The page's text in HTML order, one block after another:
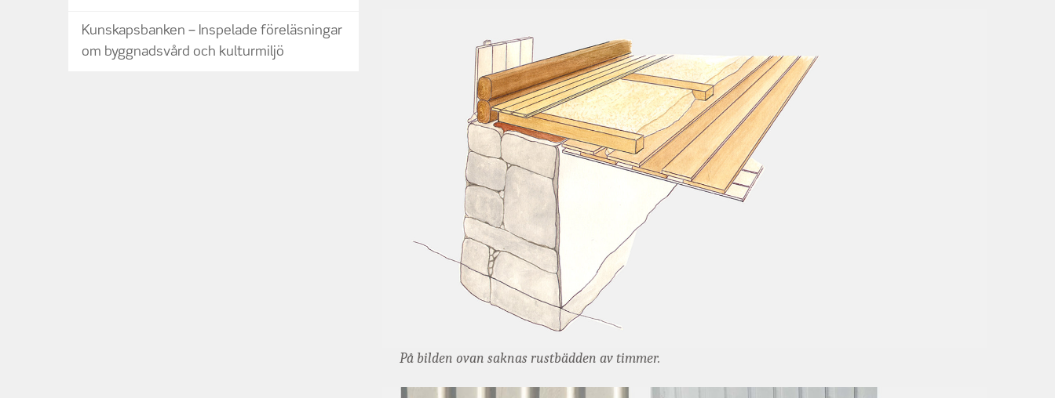
Kunskapsbanken – Inspelade föreläsningar
om byggnadsvård och kulturmiljö
På bilden ovan saknas rustbädden av timmer.